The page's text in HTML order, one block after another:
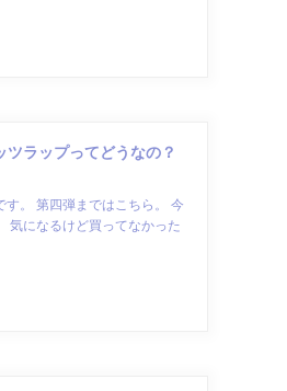
ラップってどうなの？
。 第四弾まではこちら。 今
気になるけど買ってなかった